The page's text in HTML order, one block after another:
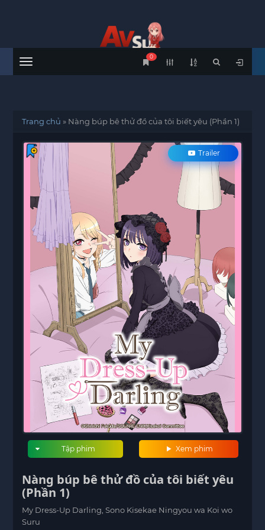
Menu
0
Trang chủ » Nàng búp bê thử đồ của tôi biết yêu (Phần 1)
Trailer
Xem phim
Tập phim
Nàng búp bê thử đồ của tôi biết yêu
(Phần 1)
My Dress-Up Darling, Sono Kisekae Ningyou wa Koi wo
Suru